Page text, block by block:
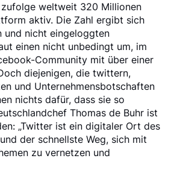
weltweit 320 Millionen
aktiv. Die Zahl ergibt sich
und nicht eingeloggten
einen nicht unbedingt um, im
Community mit über einer
diejenigen, die twittern,
und Unternehmensbotschaften
nichts dafür, dass sie so
Thomas de Buhr ist
„Twitter ist ein digitaler Ort des
der schnellste Weg, sich mit
zu vernetzen und